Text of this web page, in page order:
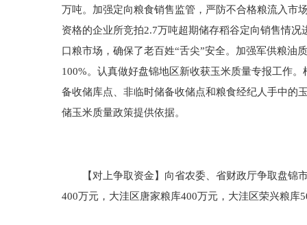
万吨。加强定向粮食销售监管，严防不合格粮流入市
资格的企业所竞拍2.7万吨超期储存稻谷定向销售情
口粮市场，确保了老百姓“舌尖”安全。加强军供粮油
100%。认真做好盘锦地区新收获玉米质量专报工作
备收储库点、非临时储备收储点和粮食经纪人手中的
储玉米质量政策提供依据。
【对上争取资金】向省农委、省财政厅争取盘锦市
400万元，大洼区唐家粮库400万元，大洼区荣兴粮